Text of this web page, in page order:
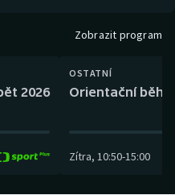
Zobrazit program
2026
OSTATNÍ
Orientační běh:
Zítra, 10:50-15:00